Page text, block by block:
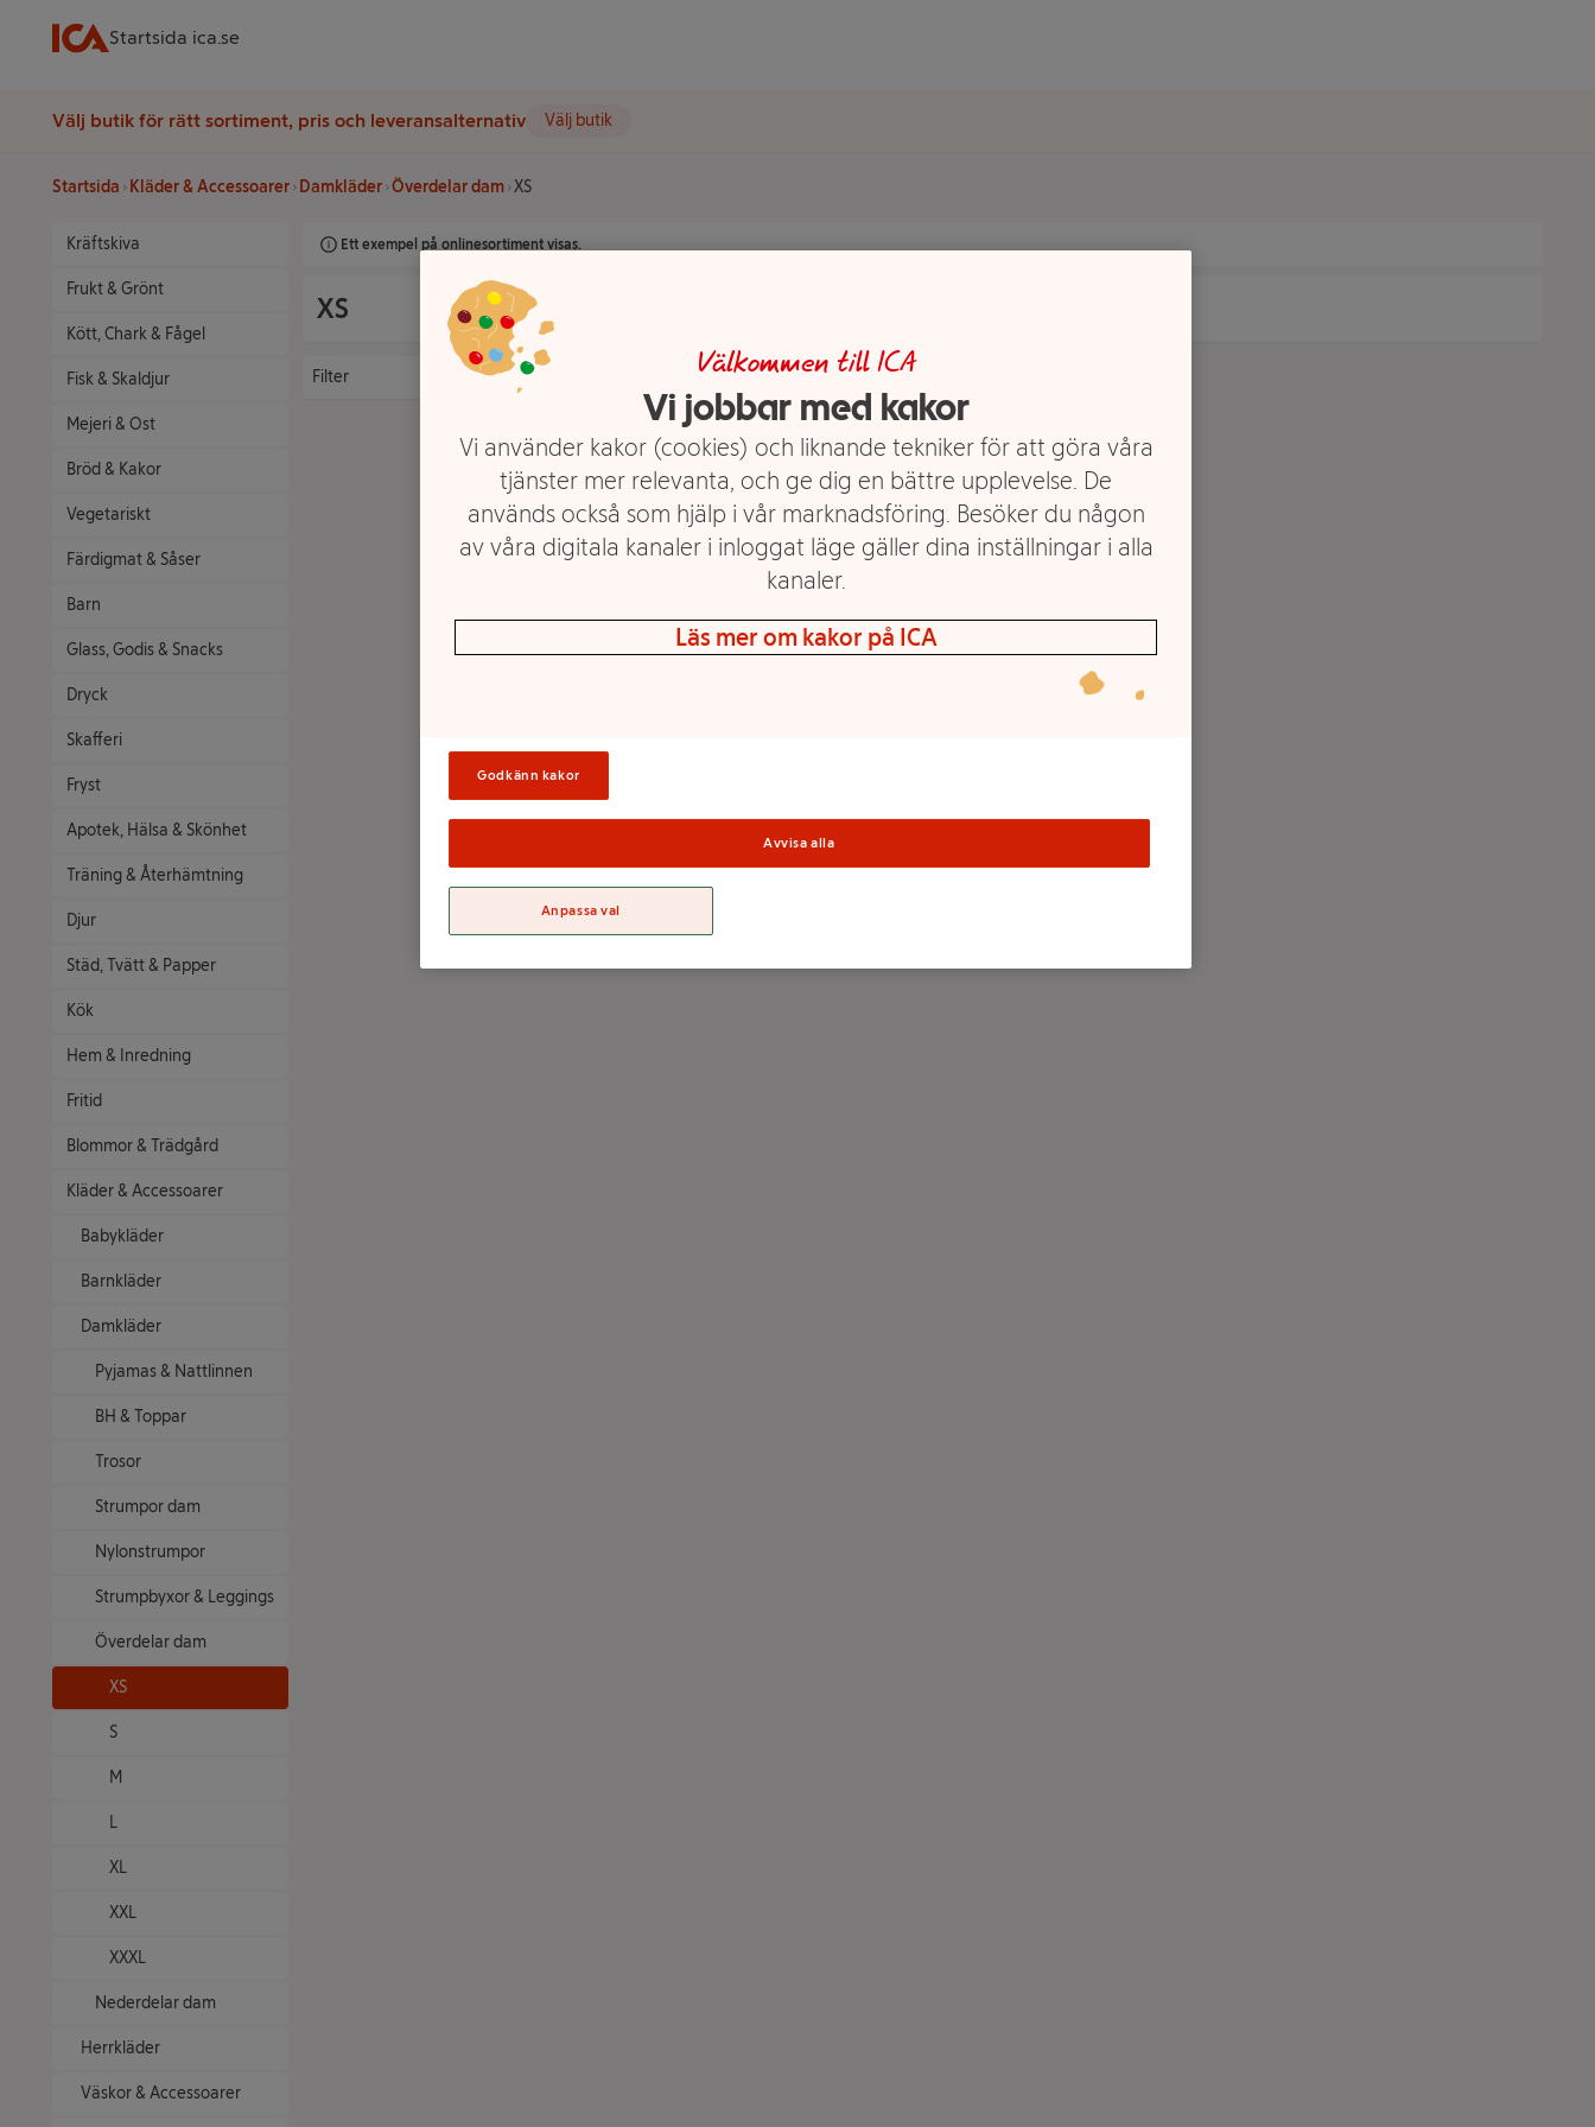
Startsida ica.se
Välj butik för rätt sortiment, pris och leveransalternativ Välj butik
Startsida Kläder & Accessoarer Damkläder Överdelar dam XS
Kräftskiva
Frukt & Grönt
Kött, Chark & Fågel
Fisk & Skaldjur
Mejeri & Ost
Bröd & Kakor
Vegetariskt
Färdigmat & Såser
Barn
Glass, Godis & Snacks
Dryck
Skafferi
Fryst
Apotek, Hälsa & Skönhet
Träning & Återhämtning
Djur
Städ, Tvätt & Papper
Kök
Hem & Inredning
Fritid
Blommor & Trädgård
Kläder & Accessoarer
Babykläder
Barnkläder
Damkläder
Pyjamas & Nattlinnen
BH & Toppar
Trosor
Strumpor dam
Nylonstrumpor
Strumpbyxor & Leggings
Överdelar dam
XS
S
M
L
XL
XXL
XXXL
Nederdelar dam
Herrkläder
Väskor & Accessoarer
Ett exempel på onlinesortiment visas.
XS
Filter
Det finns tyvärr inga produkter i den här kategorin
Välkommen till ICA
Vi jobbar med kakor
Vi använder kakor (cookies) och liknande tekniker för att göra våra
tjänster mer relevanta, och ge dig en bättre upplevelse. De
används också som hjälp i vår marknadsföring. Besöker du någon
av våra digitala kanaler i inloggat läge gäller dina inställningar i alla
kanaler.
Läs mer om kakor på ICA
Godkänn kakor
Avvisa alla
Anpassa val